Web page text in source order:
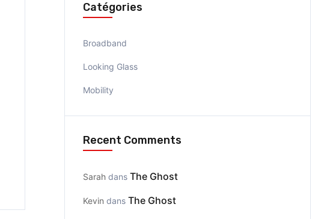
Catégories
Broadband
Looking Glass
Mobility
Recent Comments
Sarah dans The Ghost
Kevin dans The Ghost